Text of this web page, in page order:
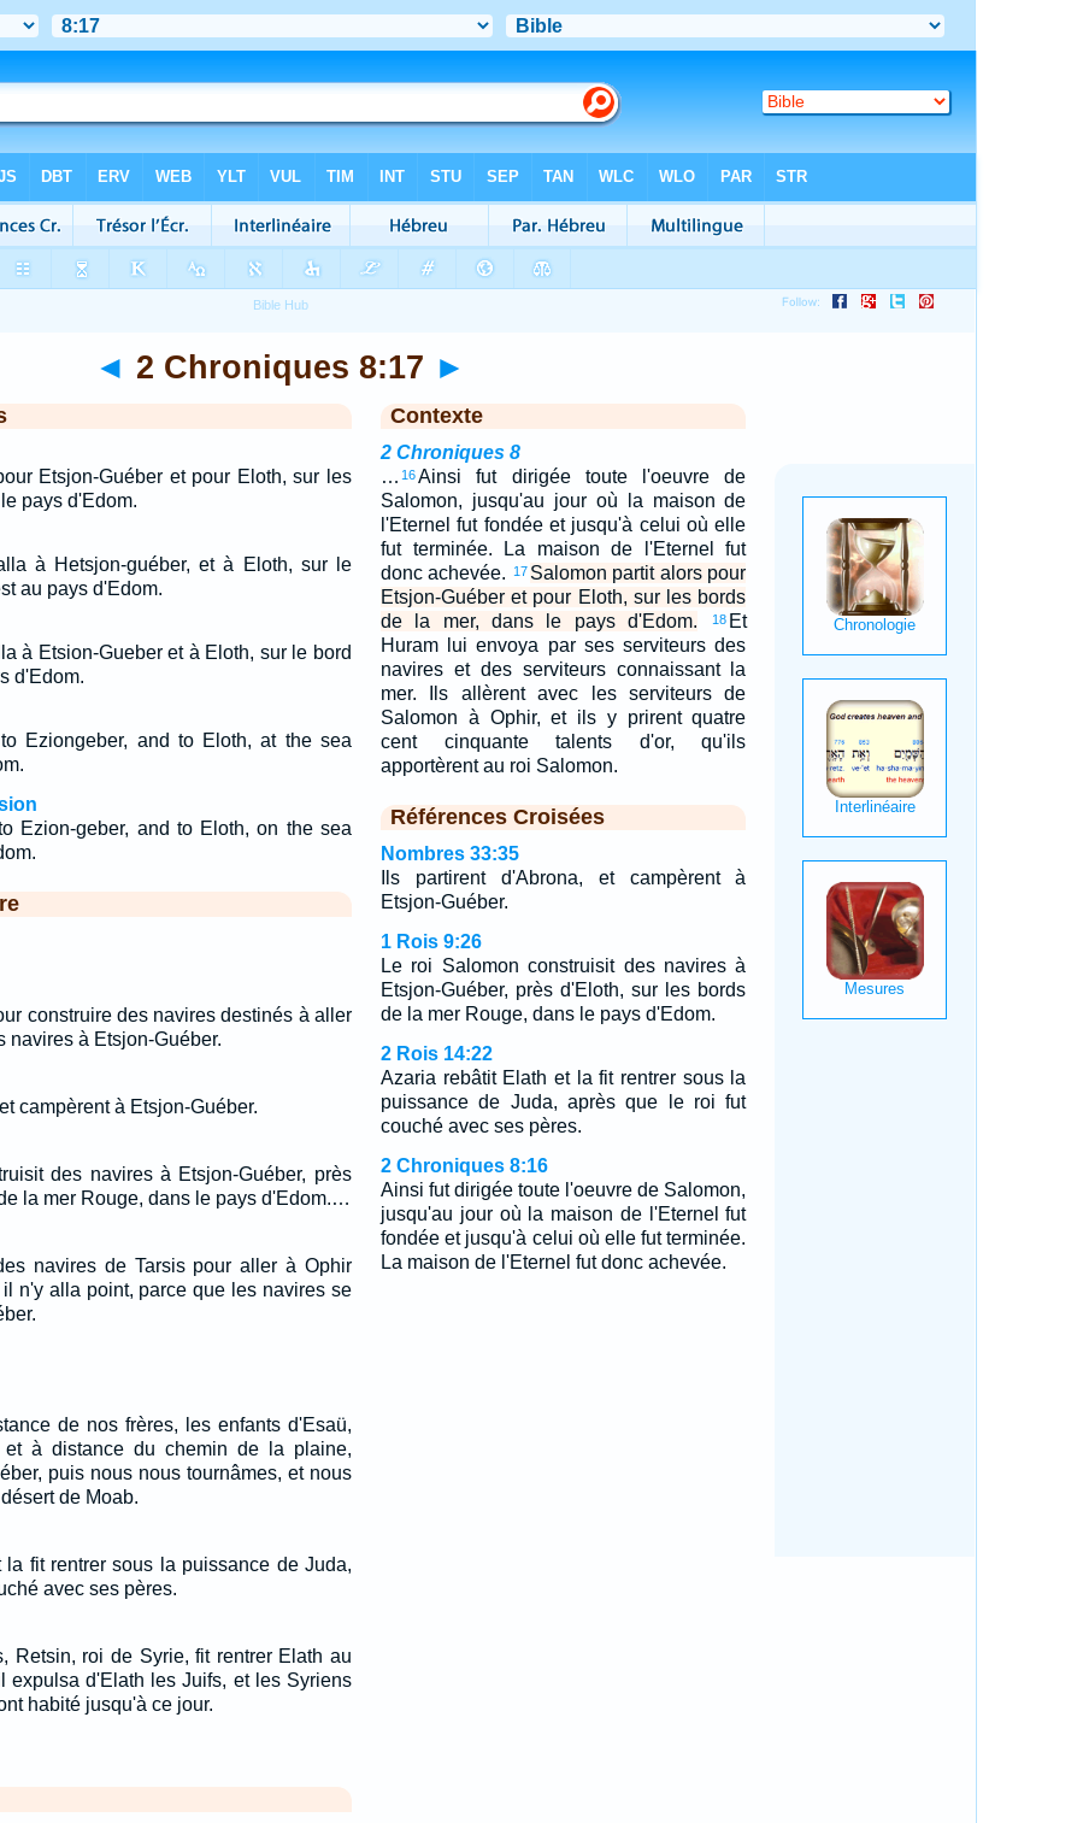
◄ 2 Chroniques 8:17 ►
Etsjon-Guéber et pour Eloth, sur les
pays d'Edom.
à Hetsjon-guéber, et à Eloth, sur le
au pays d'Edom.
à Etsion-Gueber et à Eloth, sur le bord
d'Edom.
Eziongeber, and to Eloth, at the sea
Ezion-geber, and to Eloth, on the sea
construire des navires destinés à aller
navires à Etsjon-Guéber.
campèrent à Etsjon-Guéber.
des navires à Etsjon-Guéber, près
la mer Rouge, dans le pays d'Edom.…
navires de Tarsis pour aller à Ophir
n'y alla point, parce que les navires se
de nos frères, les enfants d'Esaü,
à distance du chemin de la plaine,
puis nous nous tournâmes, et nous
de Moab.
fit rentrer sous la puissance de Juda,
avec ses pères.
Retsin, roi de Syrie, fit rentrer Elath au
expulsa d'Elath les Juifs, et les Syriens
habité jusqu'à ce jour.
Contexte
2 Chroniques 8
… 16Ainsi fut dirigée toute l'oeuvre de
Salomon, jusqu'au jour où la maison de
l'Eternel fut fondée et jusqu'à celui où elle
fut terminée. La maison de l'Eternel fut
donc achevée.
17 Salomon partit alors pour
Etsjon-Guéber et pour Eloth, sur les bords
de la mer, dans le pays d'Edom.
18 Et
Huram lui envoya par ses serviteurs des
navires et des serviteurs connaissant la
mer. Ils allèrent avec les serviteurs de
Salomon à Ophir, et ils y prirent quatre
cent cinquante talents d'or, qu'ils
apportèrent au roi Salomon.
Références Croisées
Nombres 33:35
Ils partirent d'Abrona, et campèrent à
Etsjon-Guéber.
1 Rois 9:26
Le roi Salomon construisit des navires à
Etsjon-Guéber, près d'Eloth, sur les bords
de la mer Rouge, dans le pays d'Edom.
2 Rois 14:22
Azaria rebâtit Elath et la fit rentrer sous la
puissance de Juda, après que le roi fut
couché avec ses pères.
2 Chroniques 8:16
Ainsi fut dirigée toute l'oeuvre de Salomon,
jusqu'au jour où la maison de l'Eternel fut
fondée et jusqu'à celui où elle fut terminée.
La maison de l'Eternel fut donc achevée.